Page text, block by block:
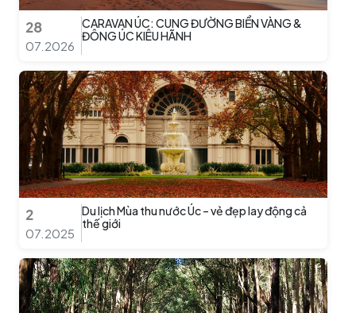
28
07.2026
CARAVAN ÚC: CUNG ĐƯỜNG BIỂN VÀNG &
ĐÔNG ÚC KIÊU HÃNH
2
07.2025
Du lịch Mùa thu nước Úc – vẻ đẹp lay động cả
thế giới